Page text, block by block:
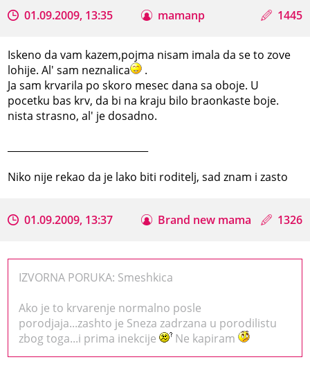
01.09.2009, 13:35 mamanp 1445
Iskeno da vam kazem,pojma nisam imala da se to zove
lohije. Al' sam neznalica
.
Ja sam krvarila po skoro mesec dana sa oboje. U
pocetku bas krv, da bi na kraju bilo braonkaste boje.
nista strasno, al' je dosadno.
Niko nije rekao da je lako biti roditelj, sad znam i zasto
01.09.2009, 13:37 Brand new mama 1326
IZVORNA PORUKA: Smeshkica
Ako je to krvarenje normalno posle
porodjaja...zashto je Sneza zadrzana u porodilistu
zbog toga...i prima inekcije
Ne kapiram